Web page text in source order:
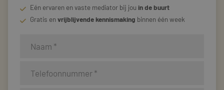
Eén ervaren en vaste mediator bij jou in de buurt
Gratis envrijblijvende kennismaking binnen één week